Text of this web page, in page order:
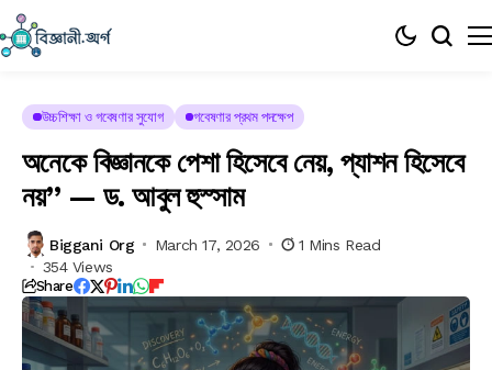
উচ্চশিক্ষা ও গবেষণার সুযোগ গবেষণার প্রথম পদক্ষেপ
অনেকে বিজ্ঞানকে পেশা হিসেবে নেয়, প্যাশন হিসেবে
নয়” — ড. আবুল হুস্সাম
Biggani Org March 17, 2026
1 Mins Read
354 Views
Share